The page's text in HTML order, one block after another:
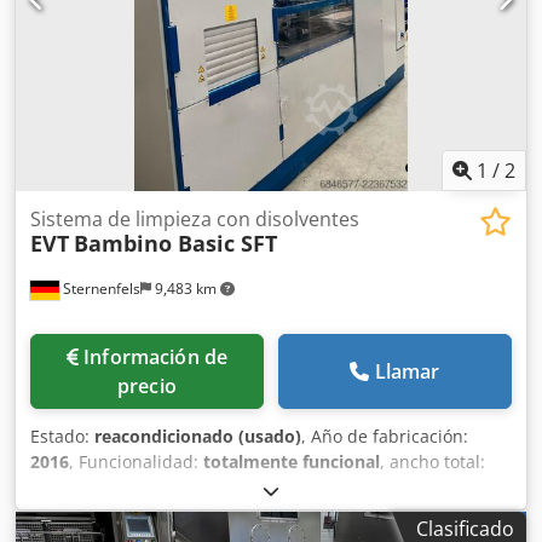
1 /2
Sternenfels 9,483 km
Sistema de limpieza con disolventes
EVT Bambino Basic SFT
Información de
precio
Llamar
Estado: reacondicionado (usado), Año de fabricación:
2016, Funcionalidad: totalmente funcional, ancho total:
3,500 mm
mm, Sistema de desengrasado y limpieza de alta calidad
Clasificado